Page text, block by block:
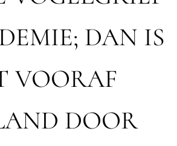
DAN IS
VOORAF
DOOR